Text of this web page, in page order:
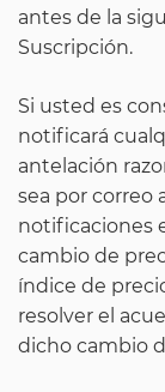
antes de la
Suscripción.
Si usted es
notificará
antelación
sea por correo
notificaciones
cambio de
índice de
resolver el
dicho cambio